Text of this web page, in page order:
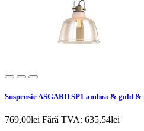
Suspensie ASGARD SP1 ambra & gold
769,00lei Fără TVA: 635,54lei